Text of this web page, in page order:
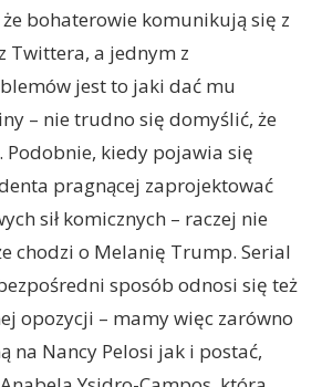
bohaterowie komunikują się z
Twittera, a jednym z
jest to jaki dać mu
– nie trudno się domyślić, że
kiedy pojawia się
pragnącej zaprojektować
sił komicznych – raczej nie
chodzi o Melanię Trump. Serial
sposób odnosi się też
opozycji – mamy więc zarówno
na Nancy Pelosi jak i postać,